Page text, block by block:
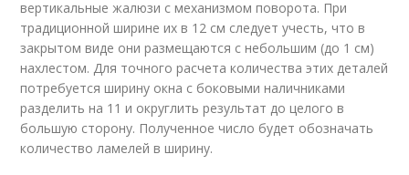
вертикальные жалюзи с механизмом поворота. При
традиционной ширине их в 12 см следует учесть, что в
закрытом виде они размещаются с небольшим (до 1 см)
нахлестом. Для точного расчета количества этих деталей
потребуется ширину окна с боковыми наличниками
разделить на 11 и округлить результат до целого в
большую сторону. Полученное число будет обозначать
количество ламелей в ширину.